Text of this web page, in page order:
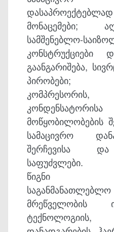
მონაცემები;
სამშენებლო-
კონსტრუქციები
გაანგარიშება,
პირობები;
კომპრესორის,
მოწყობილობების
სამაცივრო
შერჩევისა
საფუძვლები.
წიგნი
მრეწველობის